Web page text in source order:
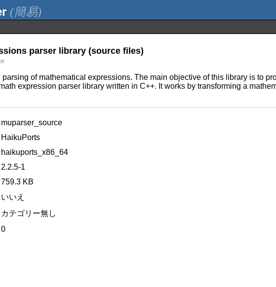
(簡易)
parser library (source files)
of mathematical expressions. The main objective of this library is to
expression parser library written in C++. It works by transforming a
muparser_source
HaikuPorts
haikuports_x86_64
2.2.5-1
759.3 KB
いいえ
カテゴリー無し
0